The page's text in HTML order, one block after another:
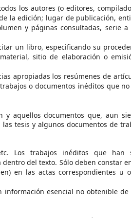
los autores (o editores,
la edición; lugar de publicación,
y páginas consultadas, serie a
un libro, especificando su
sitio de elaboración o
apropiadas los resúmenes de
o documentos inéditos que no
y aquellos documentos que, aun
tesis y algunos documentos de
Los trabajos inéditos que han
del texto. Sólo deben constar
en las actas correspondientes u
información esencial no obtenible de